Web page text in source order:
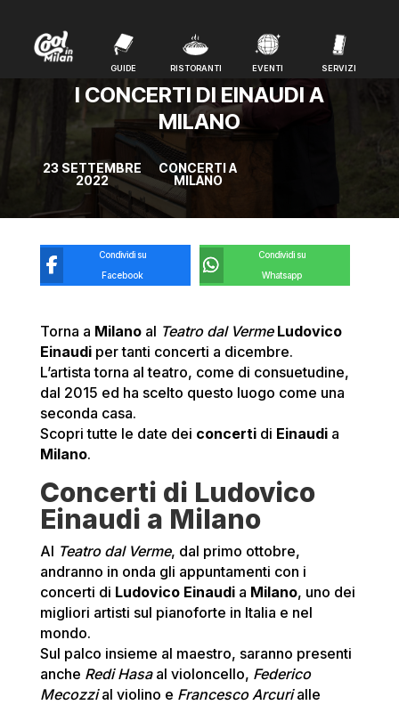
GUIDE RISTORANTI EVENTI SERVIZI
GUIDE RISTORANTI EVENTI SERVIZI
I CONCERTI DI EINAUDI A
MILANO
23 SETTEMBRE
2022
CONCERTI A
MILANO
Condividi su
Facebook
Condividi su
Whatsapp
Torna a Milanoal Teatro dal Verme Ludovico
Einaudiper tanti concerti a dicembre.
L’artista torna al teatro, come di consuetudine,
dal 2015 ed ha scelto questo luogo come una
seconda casa.
Scopri tutte le date dei concertidi Einaudia
Milano.
Concerti di Ludovico
Einaudi a Milano
Al Teatro dal Verme, dal primo ottobre,
andranno in onda gli appuntamenti con i
concerti di Ludovico Einaudia Milano, uno dei
migliori artisti sul pianoforte in Italia e nel
mondo.
Sul palco insieme al maestro, saranno presenti
anche Redi Hasaal violoncello, Federico
Mecozzial violino e Francesco Arcurialle